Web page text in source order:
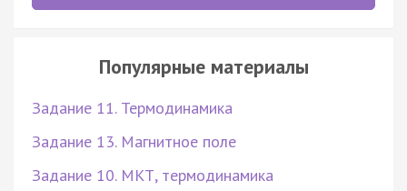
Популярные материалы
Задание 11. Термодинамика
Задание 13. Магнитное поле
Задание 10. МКТ, термодинамика